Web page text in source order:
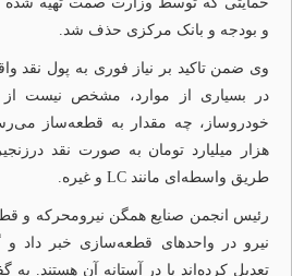
و بودجه و بانک مرکزی حذف شد.
وی ضمن تاکید بر نیاز فوری به پول نقد
در بسیاری از موارد، مشخص نیست از
هزار میلیارد تومان به صورت نقد
طریق واسطه‌ای مانند LC و غیره.
رئیس انجمن صنایع همگن نیرومحرکه و
تعدیل کرده‌‌‌اند یا در آستانه آن هستند. به